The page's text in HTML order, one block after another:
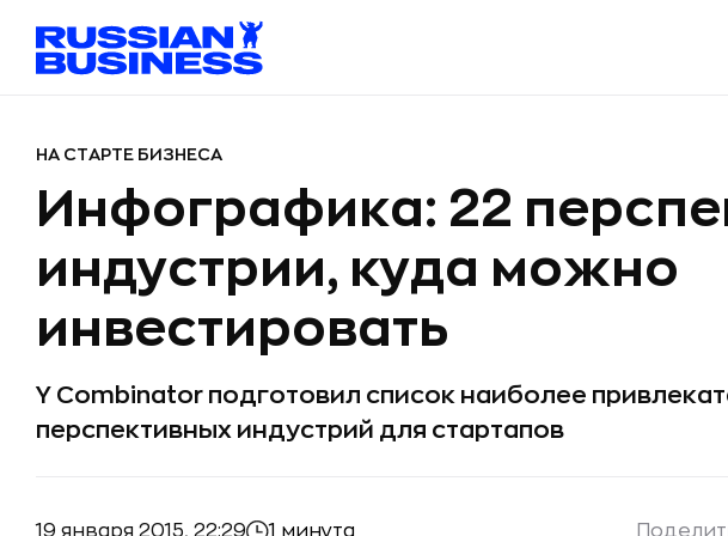
НА СТАРТЕ БИЗНЕСА
Инфографика: 22
индустрии, куда можно
инвестировать
Y Combinator подготовил список наиболее
перспективных индустрий для стартапов
19 января 2015, 22:29 1 минута